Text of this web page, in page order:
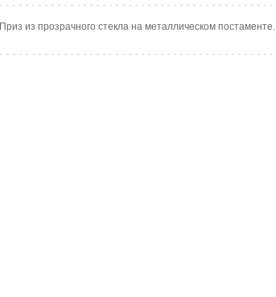
Приз из прозрачного стекла на металлическом постаменте.